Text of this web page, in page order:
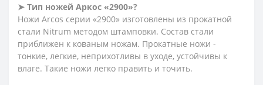
➤ Тип ножей Аркос «2900»?
Ножи Arcos серии «2900» изготовлены из прокатной
стали Nitrum методом штамповки. Состав стали
приближен к кованым ножам. Прокатные ножи -
тонкие, легкие, неприхотливы в уходе, устойчивы к
влаге. Такие ножи легко править и точить.